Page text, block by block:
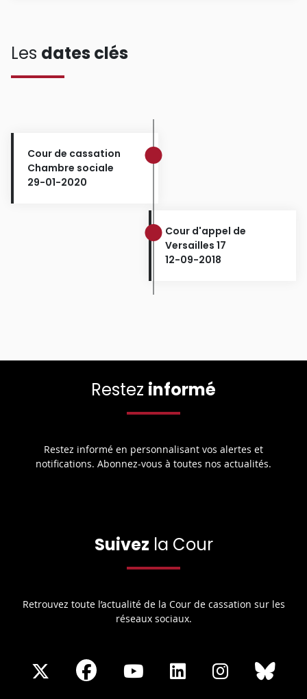
Les dates clés
Cour de cassation
Chambre sociale
29-01-2020
Cour d'appel de
Versailles 17
12-09-2018
Restez informé
Restez informé en personnalisant vos alertes et
notifications. Abonnez-vous à toutes nos actualités.
Suivez la Cour
Retrouvez toute l’actualité de la Cour de cassation sur les
réseaux sociaux.
ShareShare
Share
Share
Share